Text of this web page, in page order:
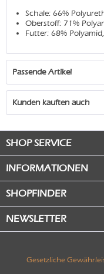
Schale: 66%
Oberstoff: 71%
Futter: 68%
Passende Artikel
Kunden kauften auch
SHOP SERVICE
INFORMATIONEN
SHOPFINDER
NEWSLETTER
Gesetzliche